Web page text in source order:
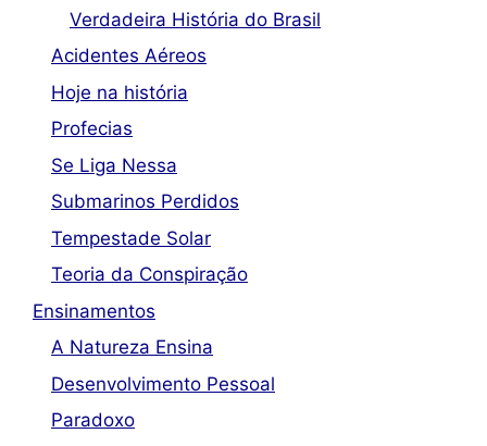
Verdadeira História do Brasil
Acidentes Aéreos
Hoje na história
Profecias
Se Liga Nessa
Submarinos Perdidos
Tempestade Solar
Teoria da Conspiração
Ensinamentos
A Natureza Ensina
Desenvolvimento Pessoal
Paradoxo